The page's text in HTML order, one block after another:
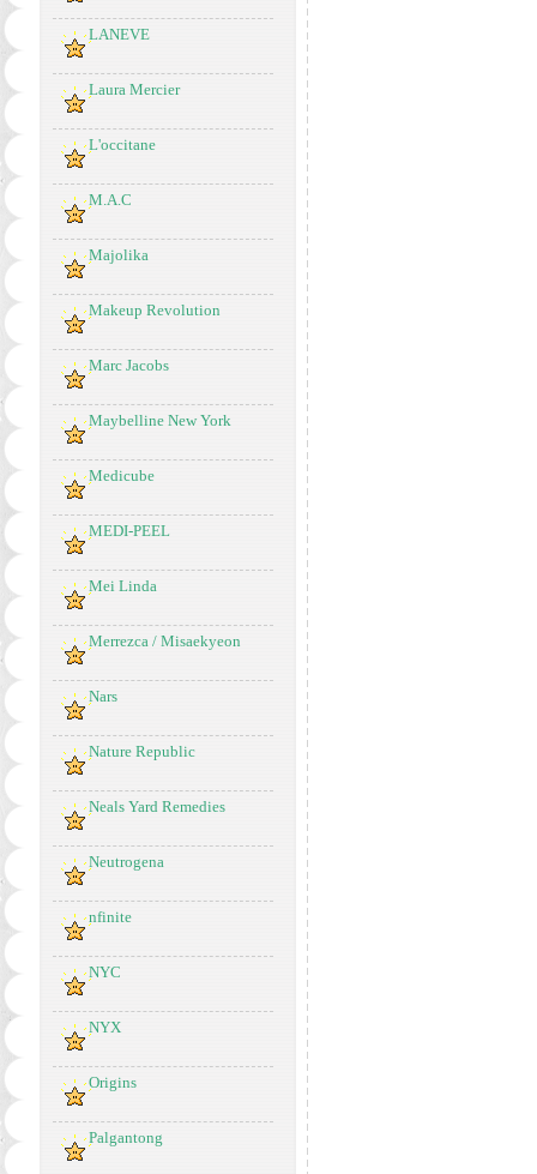
LANEVE
Laura Mercier
L'occitane
M.A.C
Majolika
Makeup Revolution
Marc Jacobs
Maybelline New York
Medicube
MEDI-PEEL
Mei Linda
Merrezca / Misaekyeon
Nars
Nature Republic
Neals Yard Remedies
Neutrogena
nfinite
NYC
NYX
Origins
Palgantong